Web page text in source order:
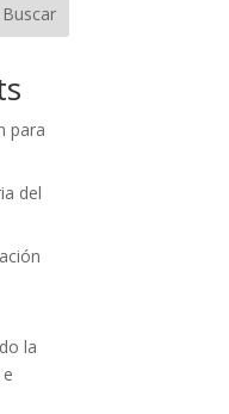
Buscar
para
del
la